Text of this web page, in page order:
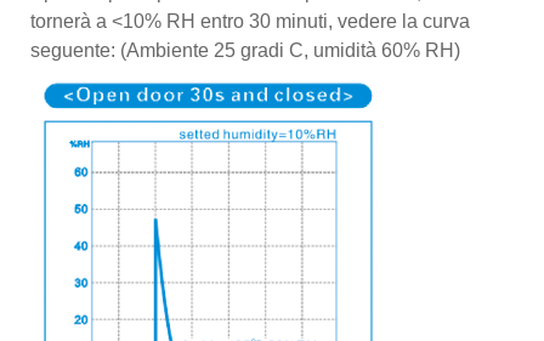
tornerà a <10% RH entro 30 minuti, vedere la curva
seguente: (Ambiente 25 gradi C, umidità 60% RH)